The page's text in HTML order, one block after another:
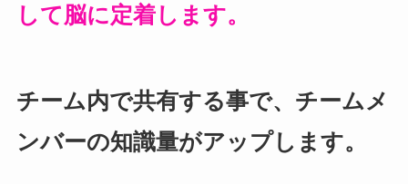
して脳に定着します。
チーム内で共有する事で、チームメ
ンバーの知識量がアップします。